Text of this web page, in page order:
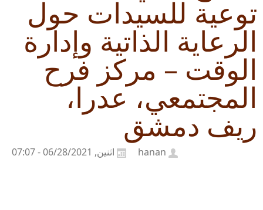
توعية للسيدات حول
الرعاية الذاتية وإدارة
الوقت – مركز فرح
المجتمعي، عدرا،
ريف دمشق
اثنين, 06/28/2021 - 07:07 hanan